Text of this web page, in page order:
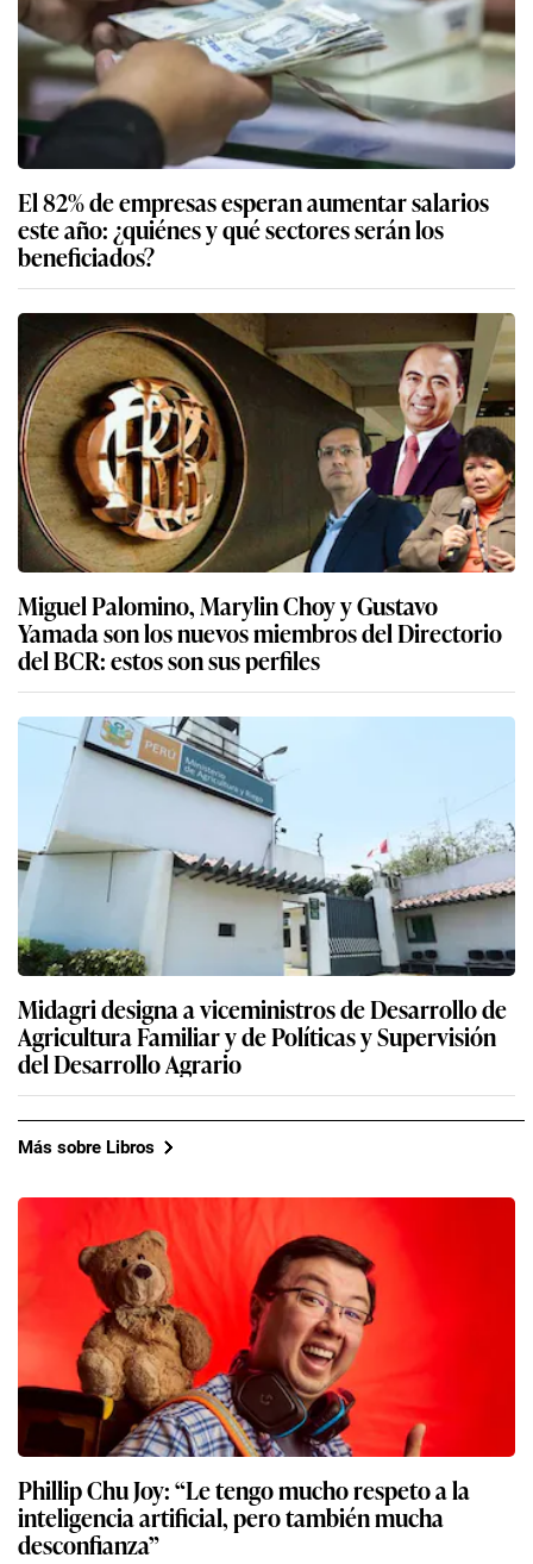
El 82% de empresas esperan aumentar salarios
este año: ¿quiénes y qué sectores serán los
beneficiados?
Miguel Palomino, Marylin Choy y Gustavo
Yamada son los nuevos miembros del Directorio
del BCR: estos son sus perfiles
Midagri designa a viceministros de Desarrollo de
Agricultura Familiar y de Políticas y Supervisión
del Desarrollo Agrario
Más sobre Libros
Phillip Chu Joy: “Le tengo mucho respeto a la
inteligencia artificial, pero también mucha
desconfianza”